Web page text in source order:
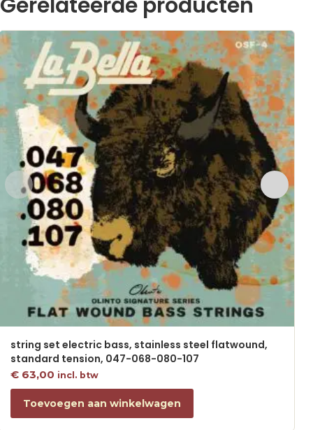
string set electric bass, stainless steel flatwound,
standard tension, 047-068-080-107
€63,00 incl. btw
Toevoegen aan winkelwagen